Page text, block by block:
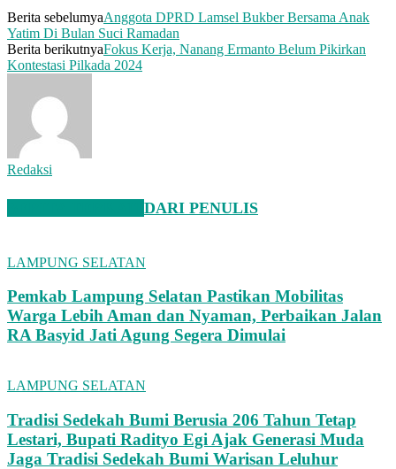
Berita sebelumyaAnggota DPRD Lamsel Bukber Bersama Anak
Yatim Di Bulan Suci Ramadan
Berita berikutnyaFokus Kerja, Nanang Ermanto Belum Pikirkan
Kontestasi Pilkada 2024
Redaksi
DARI PENULIS
LAMPUNG SELATAN
Pemkab Lampung Selatan Pastikan Mobilitas
Warga Lebih Aman dan Nyaman, Perbaikan Jalan
RA Basyid Jati Agung Segera Dimulai
LAMPUNG SELATAN
Tradisi Sedekah Bumi Berusia 206 Tahun Tetap
Lestari, Bupati Radityo Egi Ajak Generasi Muda
Jaga Tradisi Sedekah Bumi Warisan Leluhur